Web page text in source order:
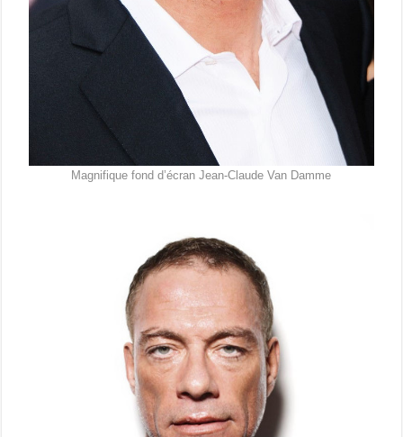
Magnifique fond d’écran Jean-Claude Van Damme